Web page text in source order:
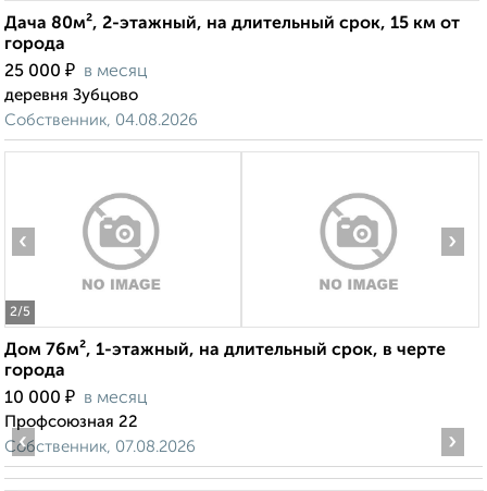
Дача 80м², 2-этажный, на длительный срок, 15 км от
города
25 000 ₽ в месяц
деревня Зубцово
Собственник, 04.08.2026
2/5
‹ ›
Дом 76м², 1-этажный, на длительный срок, в черте
города
10 000 ₽ в месяц
Профсоюзная 22
Собственник, 07.08.2026
‹ ›